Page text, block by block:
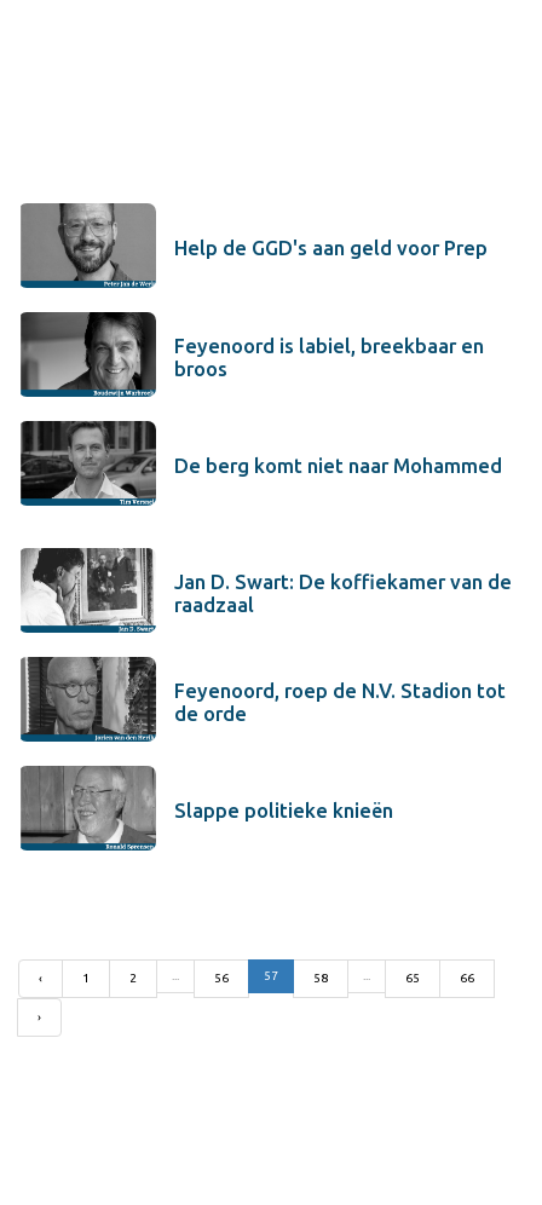
Help de GGD's aan geld voor Prep
Feyenoord is labiel, breekbaar en
broos
De berg komt niet naar Mohammed
Jan D. Swart: De koffiekamer van de
raadzaal
Feyenoord, roep de N.V. Stadion tot
de orde
Slappe politieke knieën
‹ 1 2 56 57 58 65 66
›